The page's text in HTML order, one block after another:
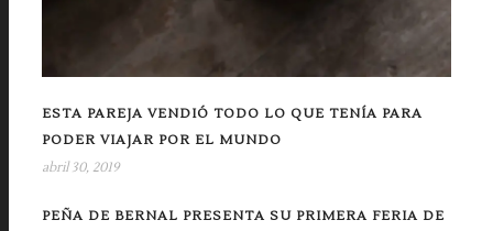
ESTA PAREJA VENDIÓ TODO LO QUE TENÍA PARA
PODER VIAJAR POR EL MUNDO
abril 30, 2019
PEÑA DE BERNAL PRESENTA SU PRIMERA FERIA DE